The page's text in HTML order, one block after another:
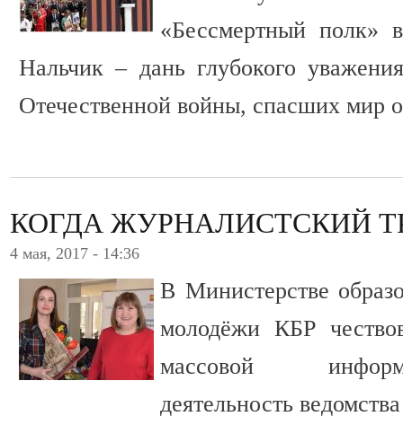
«Бессмертный полк»
Нальчик – дань глубокого
Отечественной войны, спасших мир
КОГДА ЖУРНАЛИСТСКИЙ
4 мая, 2017 - 14:36
В Министерстве
молодёжи КБР
массовой
деятельность